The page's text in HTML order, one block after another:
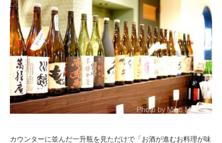
カウンターに並んだ一升瓶を見ただけで「お酒が進むお料理が味